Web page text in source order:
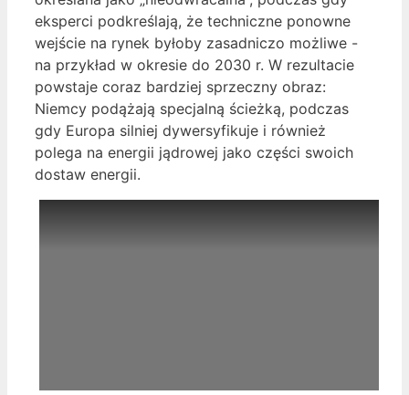
eksperci podkreślają, że techniczne ponowne
wejście na rynek byłoby zasadniczo możliwe -
na przykład w okresie do 2030 r. W rezultacie
powstaje coraz bardziej sprzeczny obraz:
Niemcy podążają specjalną ścieżką, podczas
gdy Europa silniej dywersyfikuje i również
polega na energii jądrowej jako części swoich
dostaw energii.